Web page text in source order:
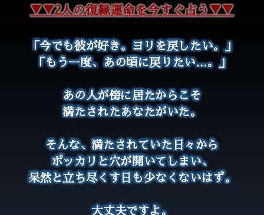
▼▼2人の復縁運命を今すぐ占う▼▼
▲▲2人の復縁運命を今すぐ占う▲▲
「今でも彼が好き。ヨリを戻したい。」
「もう一度、あの頃に戻りたい…。」
あの人が傍に居たからこそ
満たされたあなたがいた。
そんな、満たされていた日々から
ポッカリと穴が開いてしまい、
呆然と立ち尽くす日も少なくないはず。
大丈夫ですよ。